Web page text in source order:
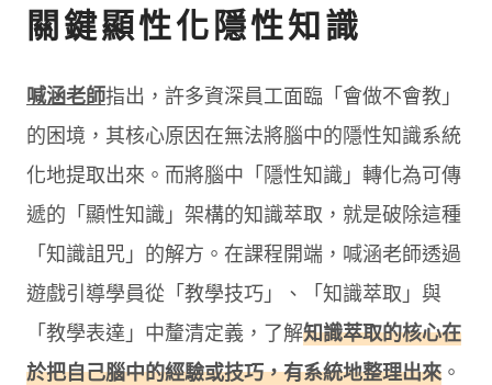
關鍵顯性化隱性知識
喊涵老師指出，許多資深員工面臨「會做不會教」
的困境，其核心原因在無法將腦中的隱性知識系統
化地提取出來。而將腦中「隱性知識」轉化為可傳
遞的「顯性知識」架構的知識萃取，就是破除這種
「知識詛咒」的解方。在課程開端，喊涵老師透過
遊戲引導學員從「教學技巧」、「知識萃取」與
「教學表達」中釐清定義，了解知識萃取的核心在
於把自己腦中的經驗或技巧，有系統地整理出來 。